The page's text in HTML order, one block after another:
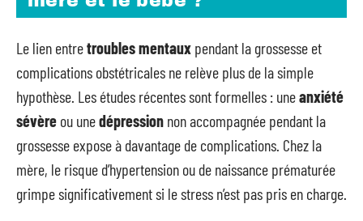
Le lien entretroubles mentaux pendant la grossesse et
complications obstétricales ne relève plus de la simple
hypothèse. Les études récentes sont formelles : uneanxiété
sévère ou unedépression non accompagnée pendant la
grossesse expose à davantage de complications. Chez la
mère, le risque d’hypertension ou de naissance prématurée
grimpe significativement si le stress n’est pas pris en charge.